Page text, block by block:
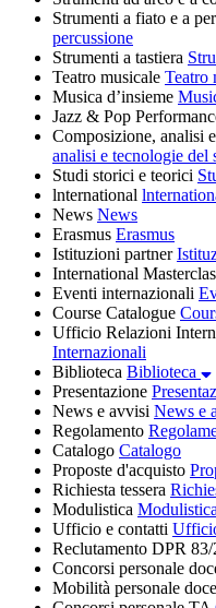
Strumenti a fiato e a
percussione
Strumenti a tastiera
Teatro musicale Teatro
Musica d’insieme
Jazz & Pop
Composizione, analisi
analisi e tecnologie del
Studi storici e teorici
lnternational
News News
Erasmus Erasmus
Istituzioni partner
International
Eventi internazionali
Course Catalogue
Ufficio Relazioni
Internazionali
Biblioteca Biblioteca
Presentazione
News e avvisi News e
Regolamento
Catalogo Catalogo
Proposte d'acquisto
Richiesta tessera
Modulistica Modulistica
Ufficio e contatti
Reclutamento DPR 83/
Concorsi personale
Mobilità personale